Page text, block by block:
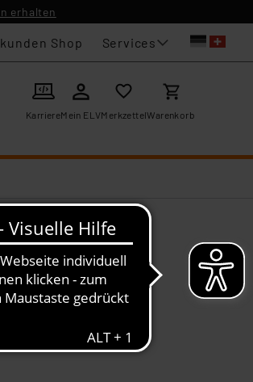
erhalten
Shop Services
KarriereMein ELVMerkzettelWarenkorb